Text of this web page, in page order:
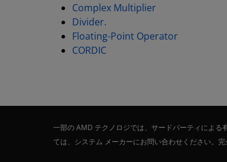
Complex Multiplier
Divider.
Floating-Point Operator
CORDIC
一部の AMD テクノロジでは、サードパーティによ
ては、システム メーカーにお問い合わせください。